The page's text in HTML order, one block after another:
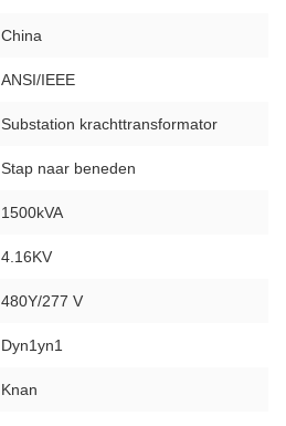
China
ANSI/IEEE
Substation krachttransformator
Stap naar beneden
1500kVA
4.16KV
480Y/277 V
Dyn1yn1
Knan